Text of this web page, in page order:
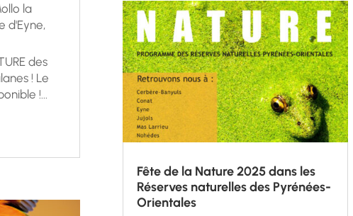
la
d'Eyne,
des
! Le
!...
Fête de la Nature 2025 dans les
Réserves naturelles des Pyrénées-
Orientales